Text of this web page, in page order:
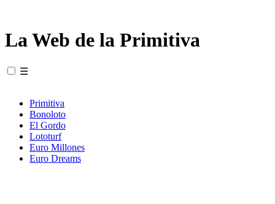
La Web de la Primitiva
☰
Primitiva
Bonoloto
El Gordo
Lototurf
Euro Millones
Euro Dreams